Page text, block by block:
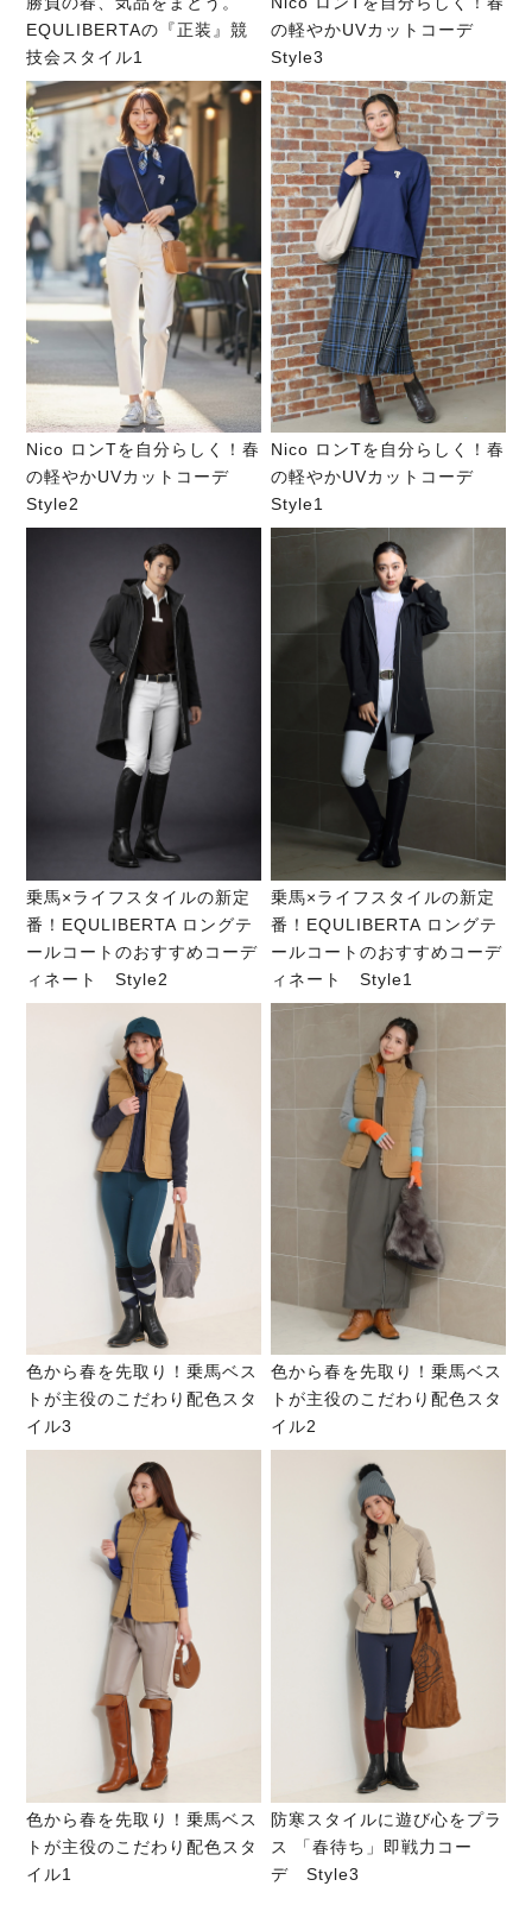
EQULIBERTAの『正装』競
技会スタイル1
の軽やかUVカットコーデ
Style3
Nico ロンTを自分らしく！春
の軽やかUVカットコーデ
Style2
Nico ロンTを自分らしく！春
の軽やかUVカットコーデ
Style1
乗馬×ライフスタイルの新定
番！EQULIBERTA ロングテ
ールコートのおすすめコーデ
ィネート Style2
乗馬×ライフスタイルの新定
番！EQULIBERTA ロングテ
ールコートのおすすめコーデ
ィネート Style1
色から春を先取り！乗馬ベス
トが主役のこだわり配色スタ
イル3
色から春を先取り！乗馬ベス
トが主役のこだわり配色スタ
イル2
色から春を先取り！乗馬ベス
トが主役のこだわり配色スタ
イル1
防寒スタイルに遊び心をプラ
ス 「春待ち」即戦力コー
デ Style3